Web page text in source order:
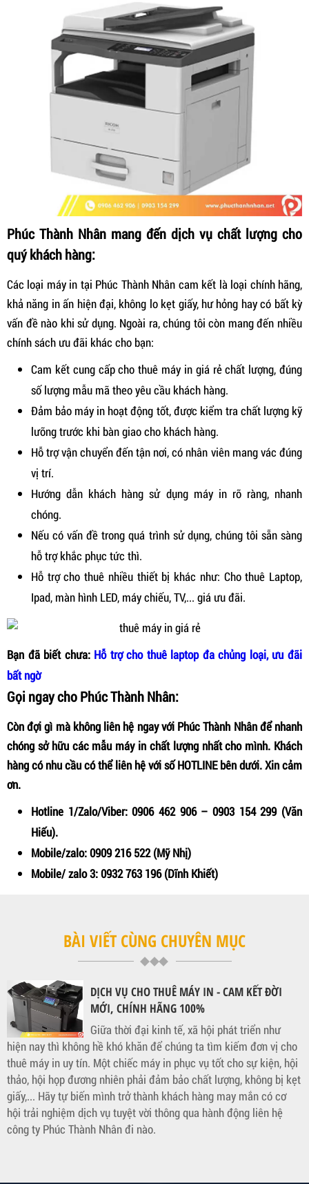
Phúc Thành Nhân mang đến dịch vụ chất lượng cho
quý khách hàng:
Các loại máy in tại Phúc Thành Nhân cam kết là loại chính hãng,
khả năng in ấn hiện đại, không lo kẹt giấy, hư hỏng hay có bất kỳ
vấn đề nào khi sử dụng. Ngoài ra, chúng tôi còn mang đến nhiều
chính sách ưu đãi khác cho bạn:
Cam kết cung cấp cho thuê máy in giá rẻ chất lượng, đúng
số lượng mẫu mã theo yêu cầu khách hàng.
Đảm bảo máy in hoạt động tốt, được kiểm tra chất lượng kỹ
lưỡng trước khi bàn giao cho khách hàng.
Hỗ trợ vận chuyển đến tận nơi, có nhân viên mang vác đúng
vị trí.
Hướng dẫn khách hàng sử dụng máy in rõ ràng, nhanh
chóng.
Nếu có vấn đề trong quá trình sử dụng, chúng tôi sẵn sàng
hỗ trợ khắc phục tức thì.
Hỗ trợ cho thuê nhiều thiết bị khác như: Cho thuê Laptop,
Ipad, màn hình LED, máy chiếu, TV,... giá ưu đãi.
Bạn đã biết chưa: Hỗ trợ cho thuê laptop đa chủng loại, ưu đãi
bất ngờ
Gọi ngay cho Phúc Thành Nhân:
Còn đợi gì mà không liên hệ ngay với Phúc Thành Nhân để nhanh
chóng sở hữu các mẫu máy in chất lượng nhất cho mình. Khách
hàng có nhu cầu có thể liên hệ với số HOTLINE bên dưới. Xin cảm
ơn.
Hotline 1/Zalo/Viber:0906 462 906–0903 154 299(Văn
Hiếu).
Mobile/zalo:0909 216 522(Mỹ Nhị)
Mobile/ zalo 3:0932 763 196(Dĩnh Khiết)
BÀI VIẾT CÙNG CHUYÊN MỤC
DỊCH VỤ CHO THUÊ MÁY IN - CAM KẾT ĐỜI
MỚI, CHÍNH HÃNG 100%
Giữa thời đại kinh tế, xã hội phát triển như
hiện nay thì không hề khó khăn để chúng ta tìm kiếm đơn vị cho
thuê máy in uy tín. Một chiếc máy in phục vụ tốt cho sự kiện, hội
thảo, hội họp đương nhiên phải đảm bảo chất lượng, không bị kẹt
giấy,... Hãy tự biến mình trở thành khách hàng may mắn có cơ
hội trải nghiệm dịch vụ tuyệt vời thông qua hành động liên hệ
công ty Phúc Thành Nhân đi nào.